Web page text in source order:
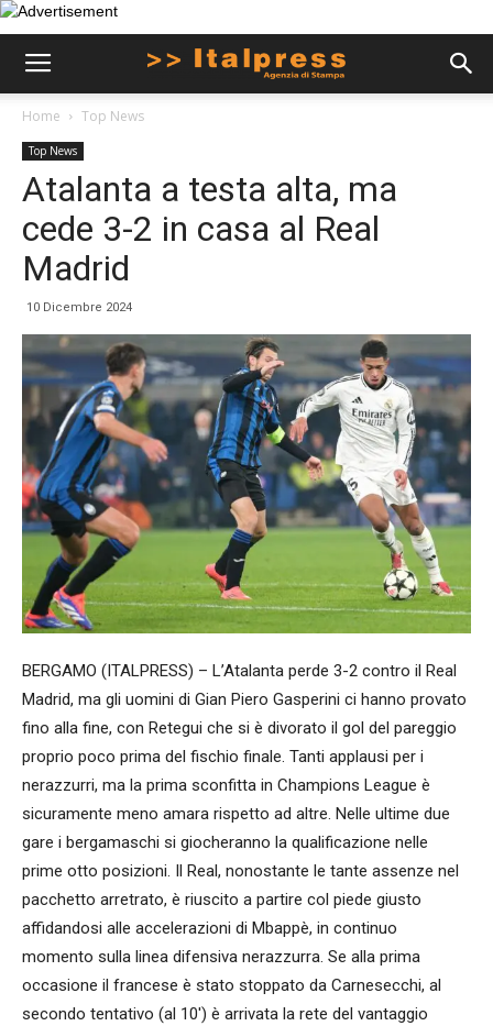
Home Top News
Top News
Atalanta a testa alta, ma
cede 3-2 in casa al Real
Madrid
10 Dicembre 2024
BERGAMO (ITALPRESS) – L’Atalanta perde 3-2 contro il Real
Madrid, ma gli uomini di Gian Piero Gasperini ci hanno provato
fino alla fine, con Retegui che si è divorato il gol del pareggio
proprio poco prima del fischio finale. Tanti applausi per i
nerazzurri, ma la prima sconfitta in Champions League è
sicuramente meno amara rispetto ad altre. Nelle ultime due
gare i bergamaschi si giocheranno la qualificazione nelle
prime otto posizioni. Il Real, nonostante le tante assenze nel
pacchetto arretrato, è riuscito a partire col piede giusto
affidandosi alle accelerazioni di Mbappè, in continuo
momento sulla linea difensiva nerazzurra. Se alla prima
occasione il francese è stato stoppato da Carnesecchi, al
secondo tentativo (al 10′) è arrivata la rete del vantaggio